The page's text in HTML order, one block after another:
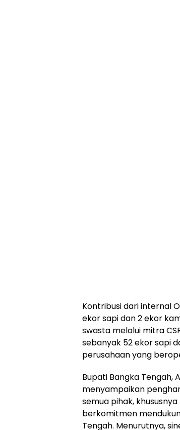
‎Kontribusi dari internal
ekor sapi dan 2 ekor
swasta melalui mitra
sebanyak 52 ekor sapi
perusahaan yang
‎Bupati Bangka Tengah,
menyampaikan
semua pihak,
berkomitmen
Tengah. Menurutnya,